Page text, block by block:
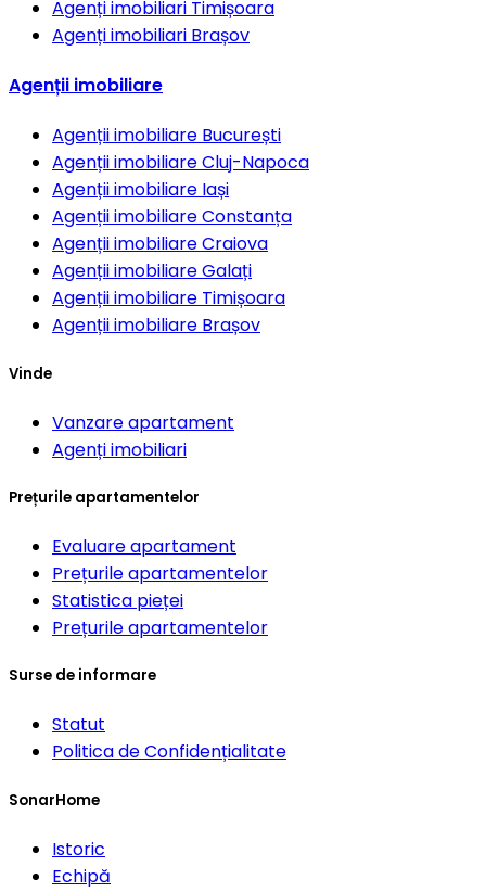
Agenți imobiliari Timișoara
Agenți imobiliari Brașov
Agenții imobiliare
Agenții imobiliare București
Agenții imobiliareCluj-Napoca
Agenții imobiliare Iași
Agenții imobiliareConstanța
Agenții imobiliareCraiova
Agenții imobiliareGalați
Agenții imobiliare Timișoara
Agenții imobiliare Brașov
Vinde
Vanzare apartament
Agenți imobiliari
Prețurile apartamentelor
Evaluare apartament
Prețurile apartamentelor
Statistica pieței
Prețurile apartamentelor
Surse de informare
Statut
Politica de Confidențialitate
SonarHome
Istoric
Echipă